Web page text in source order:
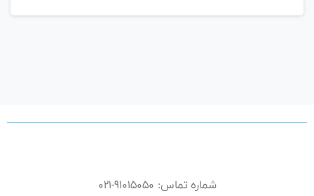
شماره تماس: ۹۱۰۱۵۰۵۰-۰۲۱